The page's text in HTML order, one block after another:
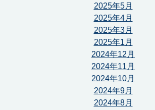
2025年5月
2025年4月
2025年3月
2025年1月
2024年12月
2024年11月
2024年10月
2024年9月
2024年8月